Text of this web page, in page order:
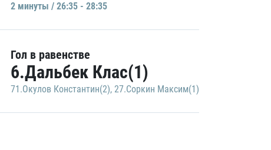
2 минуты / 26:35 - 28:35
Гол в равенстве
6.Дальбек Клас(1)
71.Окулов Константин(2), 27.Соркин Максим(1)